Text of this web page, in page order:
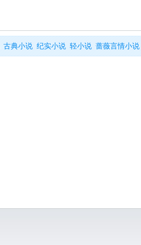
古典小说 纪实小说 轻小说 蔷薇言情小说